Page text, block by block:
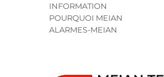
INFORMATION
POURQUOI MEIAN
ALARMES-MEIAN